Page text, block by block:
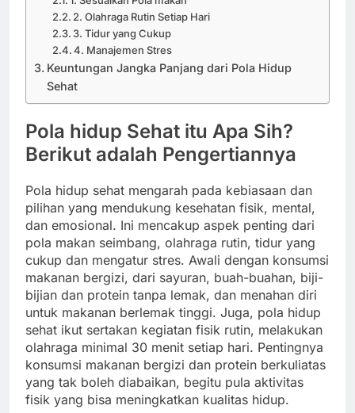
2. Olahraga Rutin Setiap Hari
3. Tidur yang Cukup
4. Manajemen Stres
Keuntungan Jangka Panjang dari Pola Hidup
Sehat
Pola hidup Sehat itu Apa Sih?
Berikut adalah Pengertiannya
Pola hidup sehat mengarah pada kebiasaan dan
pilihan yang mendukung kesehatan fisik, mental,
dan emosional. Ini mencakup aspek penting dari
pola makan seimbang, olahraga rutin, tidur yang
cukup dan mengatur stres. Awali dengan konsumsi
makanan bergizi, dari sayuran, buah-buahan, biji-
bijian dan protein tanpa lemak, dan menahan diri
untuk makanan berlemak tinggi. Juga, pola hidup
sehat ikut sertakan kegiatan fisik rutin, melakukan
olahraga minimal 30 menit setiap hari. Pentingnya
konsumsi makanan bergizi dan protein berkuliatas
yang tak boleh diabaikan, begitu pula aktivitas
fisik yang bisa meningkatkan kualitas hidup.